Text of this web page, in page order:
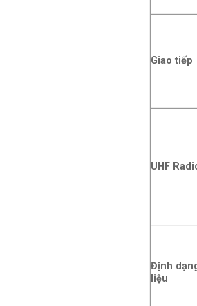
Giao tiếp
UHF
Định
liệu